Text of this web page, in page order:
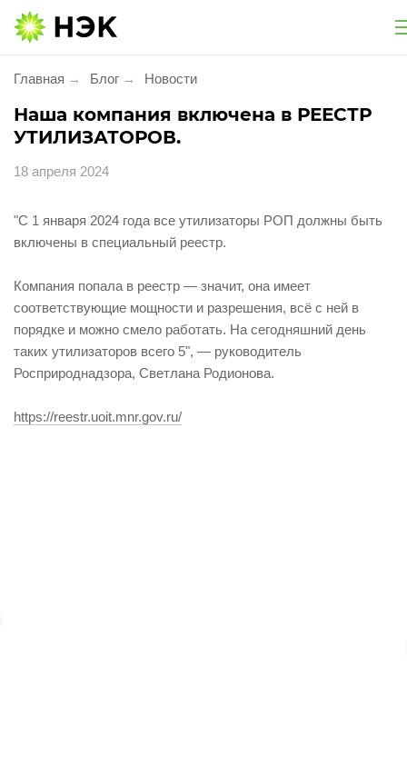
Национальная экологическая компания
Услуги
Экологический сбор
Услуги для населения
Проект «Батарейки на утилизацию»
Утилизация фармацевтической продукции
Главная → Блог → Новости
Наша компания включена в РЕЕСТР
УТИЛИЗАТОРОВ.
18 апреля 2024
"С 1 января 2024 года все утилизаторы РОП должны быть
включены в специальный реестр.
Компания попала в реестр — значит, она имеет
соответствующие мощности и разрешения, всё с ней в
порядке и можно смело работать. На сегодняшний день
таких утилизаторов всего 5", — руководитель
Росприроднадзора, Светлана Родионова.
https://reestr.uoit.mnr.gov.ru/